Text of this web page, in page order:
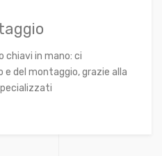
chiavi in mano: ci
del montaggio, grazie alla